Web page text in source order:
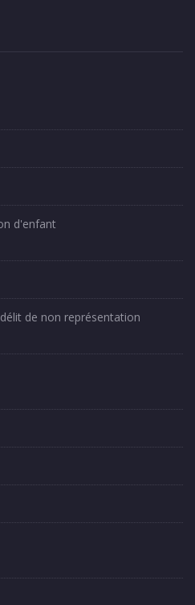
d'enfant
de non représentation